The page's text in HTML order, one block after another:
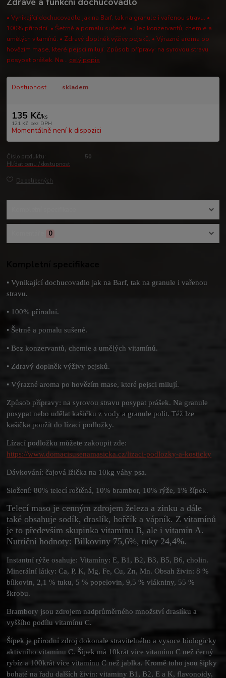
• Vynikající dochucovadlo jak na Barf, tak na granule i vařenou stravu. •
100% přírodní. • Šetrně a pomalu sušené. • Bez konzervantů, chemie a
umělých vitamínů. • Zdravý doplněk výživy pejsků. • Výrazné aroma po
hovězím mase, které pejsci milují. Způsob přípravy: na syrovou stravu
posypat prášek. Na... celý popis
Dostupnost skladem
135 Kč/ks
121 Kč bez DPH
Momentálně není k dispozici
Číslo produktu:
50
Hlídat cenu / dostupnost
Do oblíbených
0
• Vynikající dochucovadlo jak na Barf, tak na granule i vařenou
stravu.
• 100% přírodní.
• Šetrně a pomalu sušené.
• Bez konzervantů, chemie a umělých vitamínů.
• Zdravý doplněk výživy pejsků.
• Výrazné aroma po hovězím mase, které pejsci milují.
Způsob přípravy: na syrovou stravu posypat prášek. Na granule
posypat nebo udělat kašičku z vody a granule polít. Též lze
kašička použít do lízací podložky.
Lízací podložku můžete zakoupit zde:
https://www.domacisusenamasicka.cz/lizaci-podlozky-a-kosticky
Dávkování: čajová lžička na 10kg váhy psa.
Složení: 80% telecí roštěná, 10% brambor, 10% rýže, 1% šípek.
Telecí maso je cenným zdrojem železa a zinku a dále
také obsahuje sodík, draslík, hořčík a vápník. Z vitamínů
je to především skupinka vitamínu B, ale i vitamín A.
Nutriční hodnoty: Bílkoviny 75,6%, tuky 24,4%.
Instantní rýže osahuje: Vitamíny: E, B1, B2, B3, B5, B6, cholin.
Minerální látky: Ca, P, K, Mg, Fe, Cu, Zn, Mn. Obsah živin: 8 %
bílkovin, 2,1 % tuku, 5 % popelovin, 9,5 % vlákniny, 55 %
škrobu.
Brambory jsou zdrojem nadprůměrného množství draslíku a
vyššího podílu vitamínu C.
Šípek je přírodní zdroj dokonale stravitelného a vysoce biologicky
aktivního vitamínu C. Šípek má 10krát více vitamínu C než černý
rybíz a 100krát více vitamínu C než jablka. Kromě toho jsou šípky
bohaté na řadu dalších živin: vitaminy B1, B2, E a K, flavonoidy,